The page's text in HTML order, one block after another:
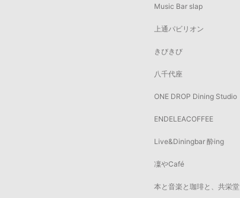
Music Bar slap
上通パビリオン
きびきび
八千代座
ONE DROP Dining Studio
ENDELEACOFFEE
Live&Diningbar 酔ing
凜やCafé
本と音楽と珈琲と、共栄堂